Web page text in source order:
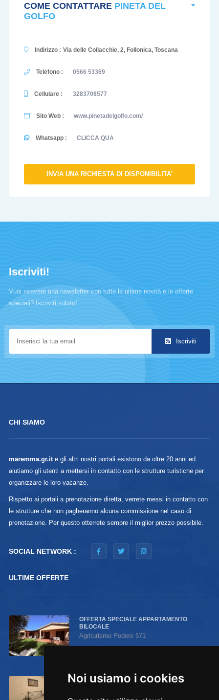
Noi usiamo i cookies
Noi usiamo i cookies
COME CONTATTARE PINETA DEL
GOLFO
Indirizzo : Via delle Collacchie, 2, Follonica, Toscana
Telefono : 0566 53369
Cellulare : 3283708577
Sito Web : www.pinetadelgolfo.com/
Whatsapp : CLICCA QUA
INVIA UNA RICHIESTA DI DISPONIBILITA'
Iscriviti!
Vuoi ricevere una newsletter con tutte le ultime novità e le offerte
speciali? Iscriviti subito!.
Iscriviti
CHI SIAMO
maremma.gr.ite gli altri nostri portali esistono da oltre 20 anni ed
aiutiamo gli utenti a mettersi in contatto con le strutture turistiche per
organizzare le loro vacanze.
Rispetto ai portali a prenotazione diretta, verrete messi in contatto con
le strutture che non pagheranno alcuna commissione nel caso di
prenotazione. Per questo otterrete sempre il miglior prezzo possibile.
SOCIAL NETWORK :
ULTIME OFFERTE
OFFERTA SPECIALE APPARTAMENTO
BILOCALE
Agriturismo Podere 571
OFFERTA SPECIALE CAMERA